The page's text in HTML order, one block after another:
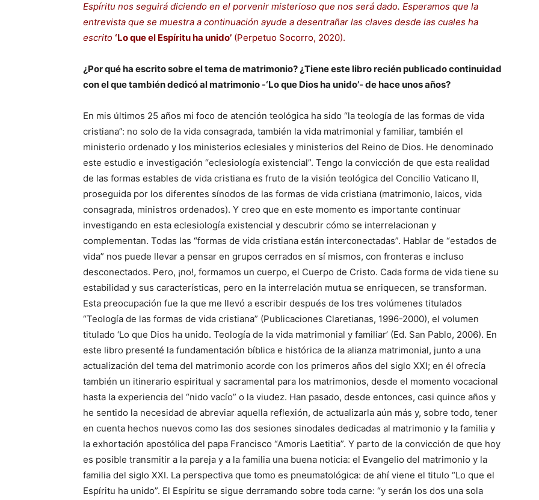
Espíritu nos seguirá diciendo en el porvenir misterioso que nos será dado. Esperamos que la
entrevista que se muestra a continuación ayude a desentrañar las claves desde las cuales ha
escrito ‘Lo que el Espíritu ha unido’ (Perpetuo Socorro, 2020).
¿Por qué ha escrito sobre el tema de matrimonio? ¿Tiene este libro recién publicado continuidad
con el que también dedicó al matrimonio -‘Lo que Dios ha unido’- de hace unos años?
En mis últimos 25 años mi foco de atención teológica ha sido “la teología de las formas de vida
cristiana”: no solo de la vida consagrada, también la vida matrimonial y familiar, también el
ministerio ordenado y los ministerios eclesiales y ministerios del Reino de Dios. He denominado
este estudio e investigación “eclesiología existencial”. Tengo la convicción de que esta realidad
de las formas estables de vida cristiana es fruto de la visión teológica del Concilio Vaticano II,
proseguida por los diferentes sínodos de las formas de vida cristiana (matrimonio, laicos, vida
consagrada, ministros ordenados). Y creo que en este momento es importante continuar
investigando en esta eclesiología existencial y descubrir cómo se interrelacionan y
complementan. Todas las “formas de vida cristiana están interconectadas”. Hablar de “estados de
vida” nos puede llevar a pensar en grupos cerrados en sí mismos, con fronteras e incluso
desconectados. Pero, ¡no!, formamos un cuerpo, el Cuerpo de Cristo. Cada forma de vida tiene su
estabilidad y sus características, pero en la interrelación mutua se enriquecen, se transforman.
Esta preocupación fue la que me llevó a escribir después de los tres volúmenes titulados
“Teología de las formas de vida cristiana” (Publicaciones Claretianas, 1996-2000), el volumen
titulado ‘Lo que Dios ha unido. Teología de la vida matrimonial y familiar’ (Ed. San Pablo, 2006). En
este libro presenté la fundamentación bíblica e histórica de la alianza matrimonial, junto a una
actualización del tema del matrimonio acorde con los primeros años del siglo XXI; en él ofrecía
también un itinerario espiritual y sacramental para los matrimonios, desde el momento vocacional
hasta la experiencia del “nido vacío” o la viudez. Han pasado, desde entonces, casi quince años y
he sentido la necesidad de abreviar aquella reflexión, de actualizarla aún más y, sobre todo, tener
en cuenta hechos nuevos como las dos sesiones sinodales dedicadas al matrimonio y la familia y
la exhortación apostólica del papa Francisco “Amoris Laetitia”. Y parto de la convicción de que hoy
es posible transmitir a la pareja y a la familia una buena noticia: el Evangelio del matrimonio y la
familia del siglo XXI. La perspectiva que tomo es pneumatológica: de ahí viene el titulo “Lo que el
Espíritu ha unido”. El Espíritu se sigue derramando sobre toda carne: “y serán los dos una sola